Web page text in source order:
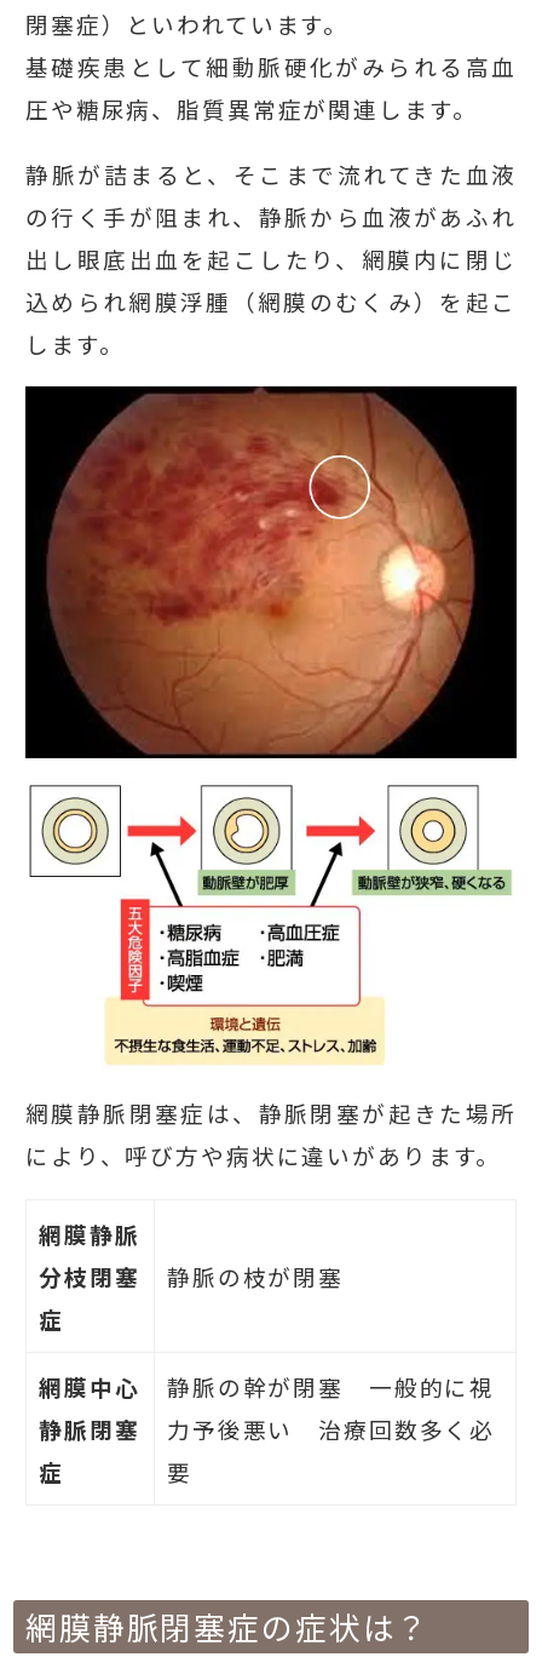
閉塞症）といわれています。
基礎疾患として細動脈硬化がみられる高血
圧や糖尿病、脂質異常症が関連します。
静脈が詰まると、そこまで流れてきた血液
の行く手が阻まれ、静脈から血液があふれ
出し眼底出血を起こしたり、網膜内に閉じ
込められ網膜浮腫（網膜のむくみ）を起こ
します。
網膜静脈閉塞症は、静脈閉塞が起きた場所
により、呼び方や病状に違いがあります。
網膜静脈
分枝閉塞
症
静脈の枝が閉塞
網膜中心
静脈閉塞
症
静脈の幹が閉塞 一般的に視
力予後悪い 治療回数多く必
要
網膜静脈閉塞症の症状は？